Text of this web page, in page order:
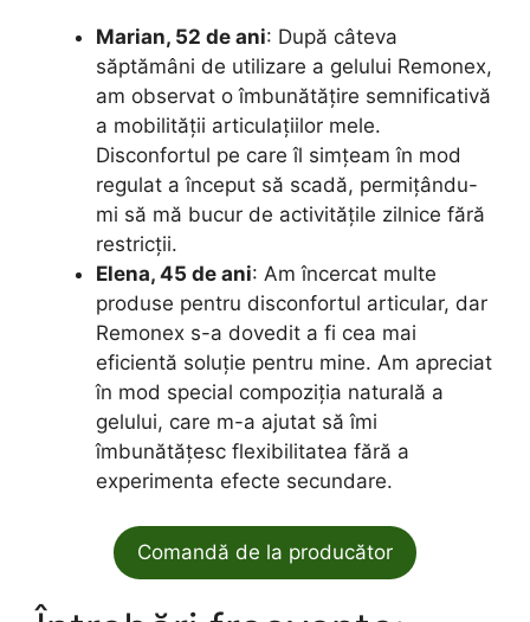
Marian, 52 de ani: După câteva
săptămâni de utilizare a gelului Remonex,
am observat o îmbunătățire semnificativă
a mobilității articulațiilor mele.
Disconfortul pe care îl simțeam în mod
regulat a început să scadă, permițându-
mi să mă bucur de activitățile zilnice fără
restricții.
Elena, 45 de ani: Am încercat multe
produse pentru disconfortul articular, dar
Remonex s-a dovedit a fi cea mai
eficientă soluție pentru mine. Am apreciat
în mod special compoziția naturală a
gelului, care m-a ajutat să îmi
îmbunătățesc flexibilitatea fără a
experimenta efecte secundare.
Comandă de la producător